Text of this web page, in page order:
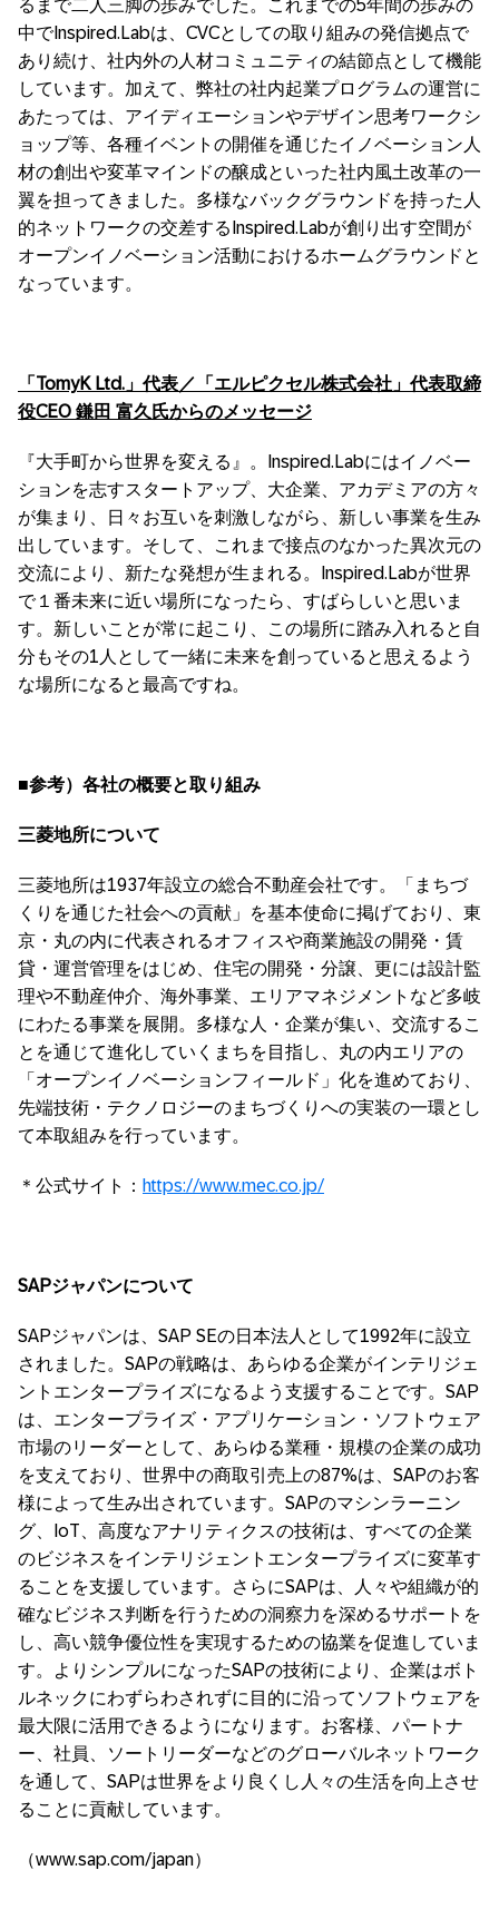
るまで二人三脚の歩みでした。これまでの5年間の歩みの
中でInspired.Labは、CVCとしての取り組みの発信拠点で
あり続け、社内外の人材コミュニティの結節点として機能
しています。加えて、弊社の社内起業プログラムの運営に
あたっては、アイディエーションやデザイン思考ワークシ
ョップ等、各種イベントの開催を通じたイノベーション人
材の創出や変革マインドの醸成といった社内風土改革の一
翼を担ってきました。多様なバックグラウンドを持った人
的ネットワークの交差するInspired.Labが創り出す空間が
オープンイノベーション活動におけるホームグラウンドと
なっています。
「 TomyK Ltd.」代表／「エルピクセル株式会社」代表取締
役CEO 鎌田 富久氏からのメッセージ
『大手町から世界を変える』。Inspired.Labにはイノベー
ションを志すスタートアップ、大企業、アカデミアの方々
が集まり、日々お互いを刺激しながら、新しい事業を生み
出しています。そして、これまで接点のなかった異次元の
交流により、新たな発想が生まれる。Inspired.Labが世界
で１番未来に近い場所になったら、すばらしいと思いま
す。新しいことが常に起こり、この場所に踏み入れると自
分もその1人として一緒に未来を創っていると思えるよう
な場所になると最高ですね。
■参考）各社の概要と取り組み
三菱地所について
三菱地所は1937年設立の総合不動産会社です。「まちづ
くりを通じた社会への貢献」を基本使命に掲げており、東
京・丸の内に代表されるオフィスや商業施設の開発・賃
貸・運営管理をはじめ、住宅の開発・分譲、更には設計監
理や不動産仲介、海外事業、エリアマネジメントなど多岐
にわたる事業を展開。多様な人・企業が集い、交流するこ
とを通じて進化していくまちを目指し、丸の内エリアの
「オープンイノベーションフィールド」化を進めており、
先端技術・テクノロジーのまちづくりへの実装の一環とし
て本取組みを行っています。
＊公式サイト： https://www.mec.co.jp/
SAPジャパンについて
SAPジャパンは、SAP SEの日本法人として1992年に設立
されました。SAPの戦略は、あらゆる企業がインテリジェ
ントエンタープライズになるよう支援することです。SAP
は、エンタープライズ・アプリケーション・ソフトウェア
市場のリーダーとして、あらゆる業種・規模の企業の成功
を支えており、世界中の商取引売上の87%は、SAPのお客
様によって生み出されています。SAPのマシンラーニン
グ、IoT、高度なアナリティクスの技術は、すべての企業
のビジネスをインテリジェントエンタープライズに変革す
ることを支援しています。さらにSAPは、人々や組織が的
確なビジネス判断を行うための洞察力を深めるサポートを
し、高い競争優位性を実現するための協業を促進していま
す。よりシンプルになったSAPの技術により、企業はボト
ルネックにわずらわされずに目的に沿ってソフトウェアを
最大限に活用できるようになります。お客様、パートナ
ー、社員、ソートリーダーなどのグローバルネットワーク
を通して、SAPは世界をより良くし人々の生活を向上させ
ることに貢献しています。
（www.sap.com/japan）